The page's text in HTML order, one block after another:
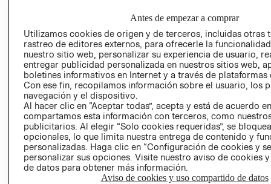
TRANSPARENCIA
Y ÉTICA (INGLÉS)
COMERCIO - SIC
PETICIONES
QUEJAS Y
RECLAMOS
Colombia ($)
CAMBIAR REGIÓN
Antes de empezar a comprar
Utilizamos cookies de origen y de terceros, incluidas otras
rastreo de editores externos, para ofrecerle la
nuestro sitio web, personalizar su experiencia de usuario,
entregar publicidad personalizada en nuestros sitios web,
boletines informativos en Internet y a través de plataformas
Con ese fin, recopilamos información sobre el usuario, los
navegación y el dispositivo.
Al hacer clic en “Aceptar todas”, acepta y está de acuerdo
compartamos esta información con terceros, como
publicitarios. Al elegir “Solo cookies requeridas”, se
opcionales, lo que limita nuestra entrega de contenido y
personalizadas. Haga clic en “Configuración de cookies y
personalizar sus opciones. Visite nuestro aviso de cookies
de datos para obtener más información.
Aviso de cookies y uso compartido de datos